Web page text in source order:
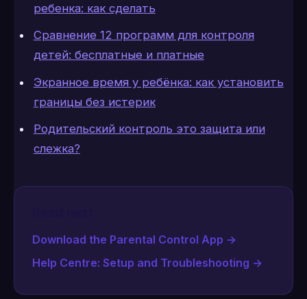
ребенка: как сделать
Сравнение 12 программ для контроля
детей: бесплатные и платные
Экранное время у ребёнка: как установить
границы без истерик
Родительский контроль это защита или
слежка?
Download the Parental Control App →
Help Centre: Setup and Troubleshooting →